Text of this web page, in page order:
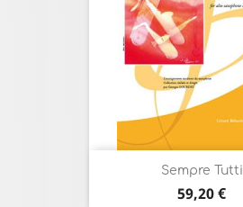
Sempre Tutti
Prix
59,20 €